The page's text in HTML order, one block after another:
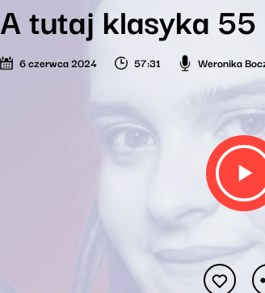
A tutaj klasyka 55
6 czerwca 2024 57:31 Weronika